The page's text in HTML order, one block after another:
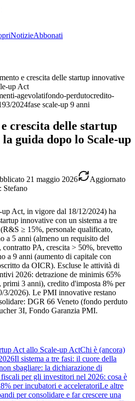
NotizieAbbonati
e crescita delle startup innovative
up Act
agevolatifondo-perdutocredito-
2024fase scale-up 9 anni
crescita delle startup
guida dopo lo Scale-up
21 maggio 2026
Aggiornato
Stefano
Act, in vigore dal 18/12/2024) ha
innovative con un sistema a tre
≥ 15%, personale qualificato,
a 5 anni (almeno un requisito del
PA, crescita > 50%, brevetto
a 9 anni (aumento di capitale con
da OICR). Escluse le attività di
2026: detrazione de minimis 65%
primi 3 anni), credito d'imposta 8% per
3/2026). Le PMI innovative restano
DGR 66 Veneto (fondo perduto
3I, Fondo Garanzia PMI.
Act allo Scale-up ActChi è (ancora)
Il sistema a tre fasi: il cuore della
sbagliare: la dichiarazione di
per gli investitori nel 2026: cosa è
per incubatori e acceleratoriLe altre
per consolidare e far crescere una